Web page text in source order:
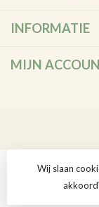
INFORMATIE
MIJN
Wij slaan